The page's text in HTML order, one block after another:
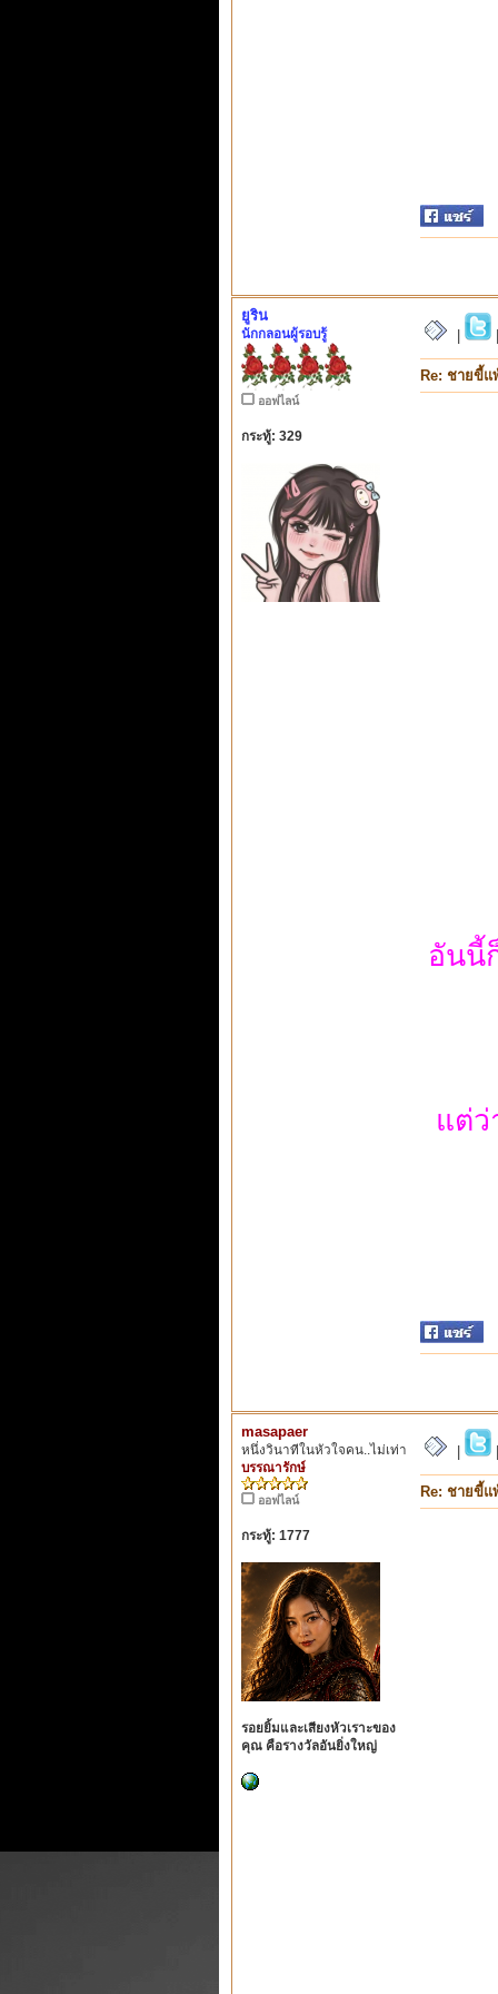
ยูริน
นักกลอนผู้รอบรู้
ออฟไลน์
กระทู้: 329
Re: ชายขี้แ
อันนี้
แต่ว่
masapaer
หนึ่งวินาทีในหัวใจคน..ไม่เท่า
บรรณารักษ์
ออฟไลน์
กระทู้: 1777
รอยยิ้มและเสียงหัวเราะของ
คุณ คือรางวัลอันยิ่งใหญ่
Re: ชายขี้แ